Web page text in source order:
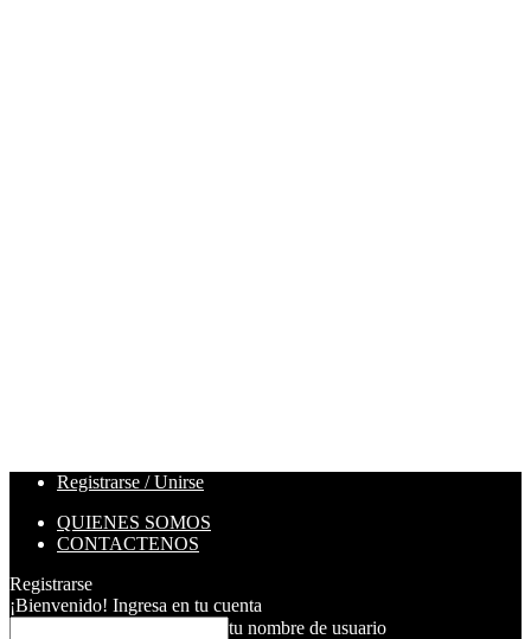
Registrarse / Unirse
QUIENES SOMOS
CONTACTENOS
Registrarse
¡Bienvenido! Ingresa en tu cuenta
tu nombre de usuario